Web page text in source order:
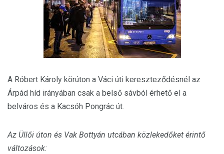
A Róbert Károly körúton a Váci úti kereszteződésnél az
Árpád híd irányában csak a belső sávból érhető el a
belváros és a Kacsóh Pongrác út.
Az Üllői úton és Vak Bottyán utcában közlekedőket érintő
változások: